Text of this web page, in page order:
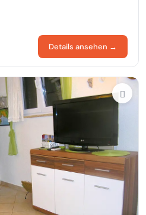
Details ansehen →